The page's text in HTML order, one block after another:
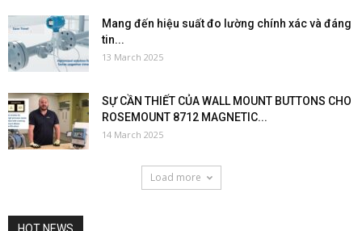
Mang đến hiệu suất đo lường chính xác và đáng
tin...
13 March 2025
SỰ CẦN THIẾT CỦA WALL MOUNT BUTTONS CHO
ROSEMOUNT 8712 MAGNETIC...
14 March 2025
Load more
HOT NEWS